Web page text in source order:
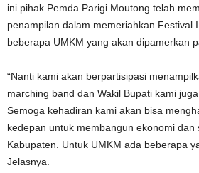
ini pihak Pemda Parigi Moutong telah
penampilan dalam memeriahkan Festival
beberapa UMKM yang akan dipamerkan
“Nanti kami akan berpartisipasi
marching band dan Wakil Bupati kami
Semoga kehadiran kami akan bisa
kedepan untuk membangun ekonomi
Kabupaten. Untuk UMKM ada beberapa
Jelasnya.